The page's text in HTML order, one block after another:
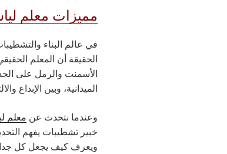
مميزات معلم
في عالم البناء
الحقيقة أن المعلم
الأسمنت والرمل على
الميدانية، وبين الإبداع
وعندما نتحدث عن معلم
خبير تشطيبات يفهم
ويعرف كيف يجعل كل